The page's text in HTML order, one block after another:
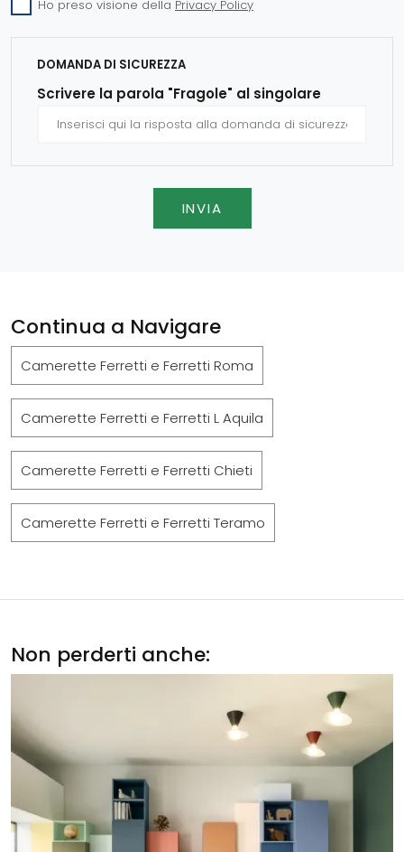
Ho preso visione della Privacy Policy
DOMANDA DI SICUREZZA
Scrivere la parola "Fragole" al singolare
INVIA
Continua a Navigare
Camerette Ferretti e Ferretti Roma
Camerette Ferretti e Ferretti L Aquila
Camerette Ferretti e Ferretti Chieti
Camerette Ferretti e Ferretti Teramo
Non perderti anche: